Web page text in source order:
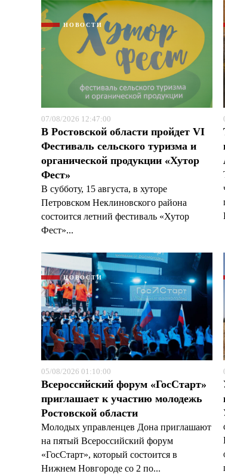
НОВОСТИ
07/08/2026 12:47:00
В Ростовской области пройдет VI
Фестиваль сельского туризма и
органической продукции «Хутор
Фест»
В субботу, 15 августа, в хуторе
Петровском Неклиновского района
состоится летний фестиваль «Хутор
Фест»...
НОВОСТИ
05/08/2026 01:10:00
Всероссийский форум «ГосСтарт»
приглашает к участию молодежь
Ростовской области
Молодых управленцев Дона приглашают
на пятый Всероссийский форум
«ГосСтарт», который состоится в
Нижнем Новгороде со 2 по...